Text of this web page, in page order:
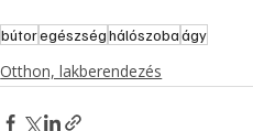
bútoregészséghálószobaágy
Otthon, lakberendezés